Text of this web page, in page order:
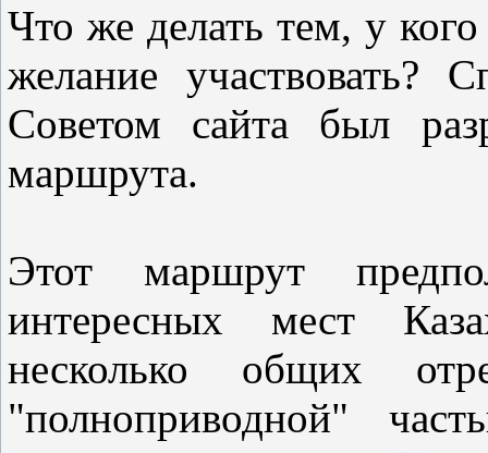
Что же делать тем, у
желание участвовать?
Советом сайта был
маршрута.
Этот маршрут
интересных мест
несколько общих
"полноприводной"